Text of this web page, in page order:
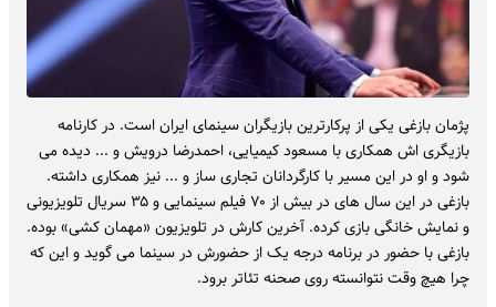
پژمان بازغی یکی از پرکارترین بازیگران سینمای ایران است. در کارنامه
بازیگری اش همکاری با مسعود کیمیایی، احمدرضا درویش و ... دیده می
شود و او در این مسیر با کارگردانان تجاری ساز و ... نیز همکاری داشته.
بازغی در این سال های در بیش از ۷۰ فیلم سینمایی و ۳۵ سریال تلویزیونی
و نمایش خانگی بازی کرده. آخرین کارش در تلویزیون «مهمان کشی» بوده.
بازغی با حضور در برنامه درجه یک از حضورش در سینما می گوید و این که
چرا هیچ وقت نتوانسته روی صحنه تئاتر برود.